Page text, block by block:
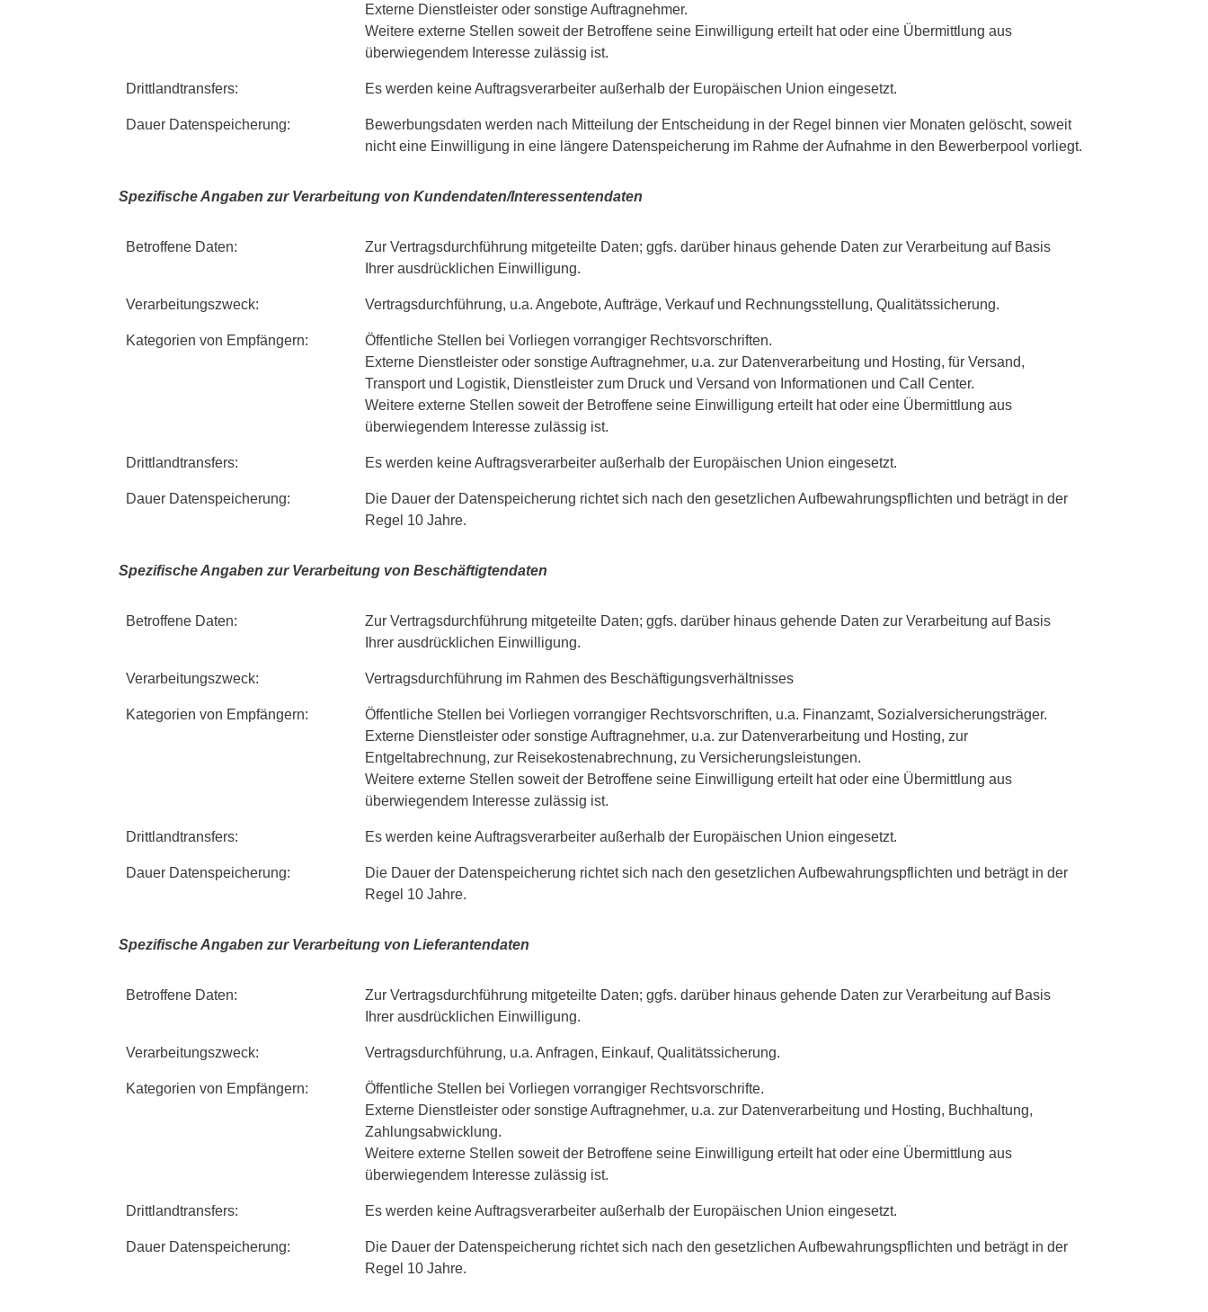
Externe Dienstleister oder sonstige Auftragnehmer.
Weitere externe Stellen soweit der Betroffene seine Einwilligung erteilt hat oder eine Übermittlung aus
überwiegendem Interesse zulässig ist.
Drittlandtransfers: Es werden keine Auftragsverarbeiter außerhalb der Europäischen Union eingesetzt.
Dauer Datenspeicherung:
Bewerbungsdaten werden nach Mitteilung der Entscheidung in der Regel binnen vier Monaten gelöscht, soweit
nicht eine Einwilligung in eine längere Datenspeicherung im Rahme der Aufnahme in den Bewerberpool vorliegt.
Spezifische Angaben zur Verarbeitung von Kundendaten/Interessentendaten
Betroffene Daten:
Zur Vertragsdurchführung mitgeteilte Daten; ggfs. darüber hinaus gehende Daten zur Verarbeitung auf Basis
Ihrer ausdrücklichen Einwilligung.
Verarbeitungszweck: Vertragsdurchführung, u.a. Angebote, Aufträge, Verkauf und Rechnungsstellung, Qualitätssicherung.
Kategorien von Empfängern:
Öffentliche Stellen bei Vorliegen vorrangiger Rechtsvorschriften.
Externe Dienstleister oder sonstige Auftragnehmer, u.a. zur Datenverarbeitung und Hosting, für Versand,
Transport und Logistik, Dienstleister zum Druck und Versand von Informationen und Call Center.
Weitere externe Stellen soweit der Betroffene seine Einwilligung erteilt hat oder eine Übermittlung aus
überwiegendem Interesse zulässig ist.
Drittlandtransfers: Es werden keine Auftragsverarbeiter außerhalb der Europäischen Union eingesetzt.
Dauer Datenspeicherung:
Die Dauer der Datenspeicherung richtet sich nach den gesetzlichen Aufbewahrungspflichten und beträgt in der
Regel 10 Jahre.
Spezifische Angaben zur Verarbeitung von Beschäftigtendaten
Betroffene Daten:
Zur Vertragsdurchführung mitgeteilte Daten; ggfs. darüber hinaus gehende Daten zur Verarbeitung auf Basis
Ihrer ausdrücklichen Einwilligung.
Verarbeitungszweck: Vertragsdurchführung im Rahmen des Beschäftigungsverhältnisses
Kategorien von Empfängern:
Öffentliche Stellen bei Vorliegen vorrangiger Rechtsvorschriften, u.a. Finanzamt, Sozialversicherungsträger.
Externe Dienstleister oder sonstige Auftragnehmer, u.a. zur Datenverarbeitung und Hosting, zur
Entgeltabrechnung, zur Reisekostenabrechnung, zu Versicherungsleistungen.
Weitere externe Stellen soweit der Betroffene seine Einwilligung erteilt hat oder eine Übermittlung aus
überwiegendem Interesse zulässig ist.
Drittlandtransfers: Es werden keine Auftragsverarbeiter außerhalb der Europäischen Union eingesetzt.
Dauer Datenspeicherung:
Die Dauer der Datenspeicherung richtet sich nach den gesetzlichen Aufbewahrungspflichten und beträgt in der
Regel 10 Jahre.
Spezifische Angaben zur Verarbeitung von Lieferantendaten
Betroffene Daten:
Zur Vertragsdurchführung mitgeteilte Daten; ggfs. darüber hinaus gehende Daten zur Verarbeitung auf Basis
Ihrer ausdrücklichen Einwilligung.
Verarbeitungszweck: Vertragsdurchführung, u.a. Anfragen, Einkauf, Qualitätssicherung.
Kategorien von Empfängern:
Öffentliche Stellen bei Vorliegen vorrangiger Rechtsvorschrifte.
Externe Dienstleister oder sonstige Auftragnehmer, u.a. zur Datenverarbeitung und Hosting, Buchhaltung,
Zahlungsabwicklung.
Weitere externe Stellen soweit der Betroffene seine Einwilligung erteilt hat oder eine Übermittlung aus
überwiegendem Interesse zulässig ist.
Drittlandtransfers: Es werden keine Auftragsverarbeiter außerhalb der Europäischen Union eingesetzt.
Dauer Datenspeicherung:
Die Dauer der Datenspeicherung richtet sich nach den gesetzlichen Aufbewahrungspflichten und beträgt in der
Regel 10 Jahre.